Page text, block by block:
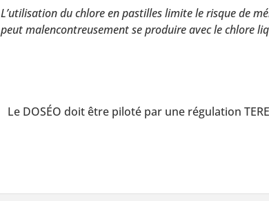
L’utilisation du chlore en pastilles limite le risque de
peut malencontreusement se produire avec le chlore
Le DOSÉO doit être piloté par une régulation